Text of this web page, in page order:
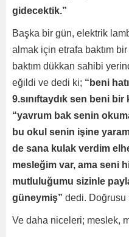
gidecektik.”
Başka bir gün, elektrik
almak için etrafa baktım
baktım dükkan sahibi
eğildi ve dedi ki; “beni
9.sınıftaydık sen beni
“yavrum bak senin
bu okul senin işine
de sana kulak verdim
mesleğim var, ama seni
mutluluğumu sizinle
güneymiş” dedi. Doğrusu
Ve daha niceleri; meslek,